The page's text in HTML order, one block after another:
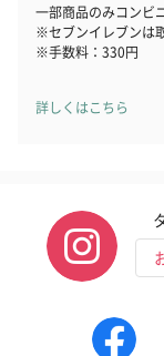
一部商品のみコンビ
※セブンイレブンは
※手数料：330円
詳しくはこちら